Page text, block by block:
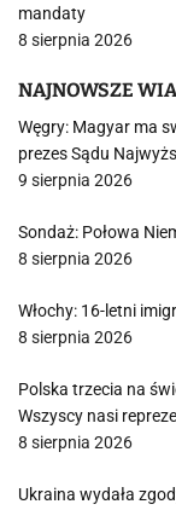
mandaty
8 sierpnia 2026
NAJNOWSZE
Węgry: Magyar ma
prezes Sądu
9 sierpnia 2026
Sondaż: Połowa
8 sierpnia 2026
Włochy: 16-letni
8 sierpnia 2026
Polska trzecia na
Wszyscy nasi
8 sierpnia 2026
Ukraina wydała